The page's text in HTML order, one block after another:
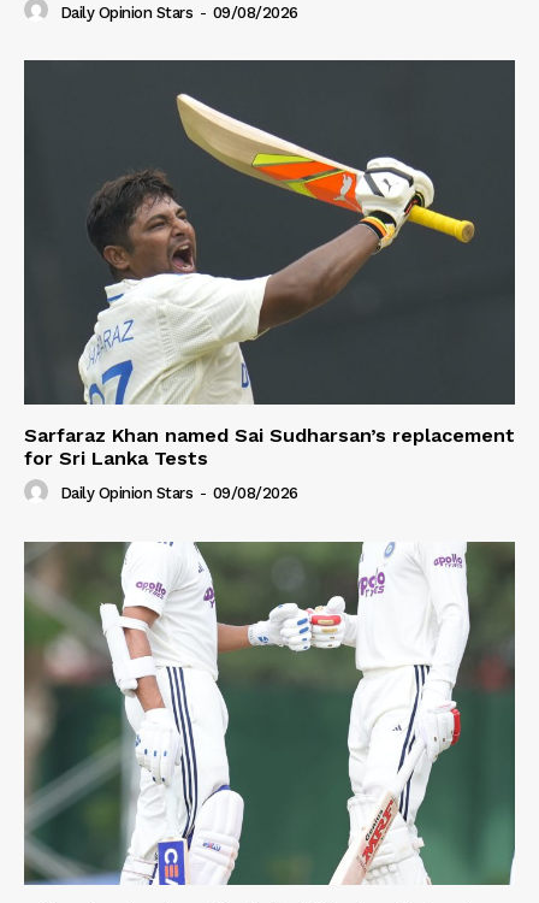
Daily Opinion Stars - 09/08/2026
Sarfaraz Khan named Sai Sudharsan’s replacement
for Sri Lanka Tests
Daily Opinion Stars - 09/08/2026